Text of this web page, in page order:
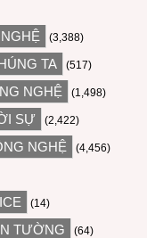
(3,388)
TA (517)
NGHỆ (1,498)
SỰ (2,422)
NGHỆ (4,456)
(14)
TƯỜNG (64)